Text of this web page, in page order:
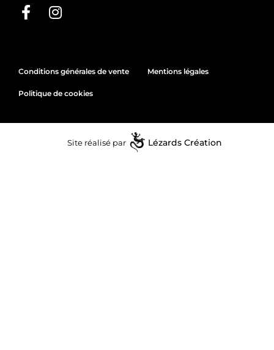
Conditions générales de vente Mentions légales
Politique de cookies
Site réalisé par Lézards Création